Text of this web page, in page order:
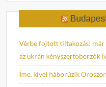
Vérbe fojtott tiltakozás:
az ukrán kényszertoborzók
Íme, kivel háborúzik